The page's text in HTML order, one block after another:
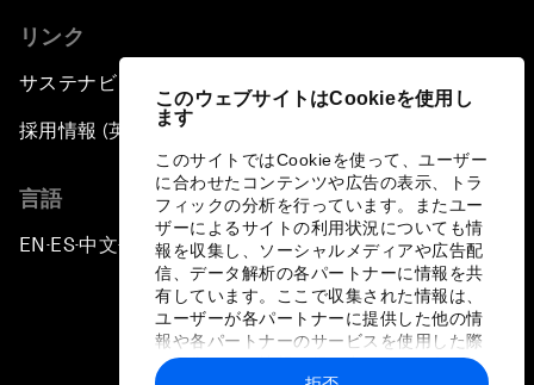
このウェブサイトはCookieを使用し
ます
このサイトではCookieを使って、ユーザー
に合わせたコンテンツや広告の表示、トラ
フィックの分析を行っています。またユー
ザーによるサイトの利用状況についても情
報を収集し、ソーシャルメディアや広告配
信、データ解析の各パートナーに情報を共
有しています。ここで収集された情報は、
ユーザーが各パートナーに提供した他の情
報や各パートナーのサービスを使用した際
に収集された情報と組み合わされ、各パー
リンク
サステナビリティへの取り組み
採用情報 (英語のみ)
言語
EN ▪ES▪中文▪ 日本語